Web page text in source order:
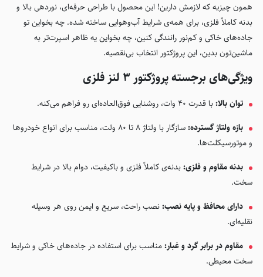
همون چیزیه که لازمش دارین! این محصول با طراحی حرفه‌ای، نوردهی بالا و
بدنه کاملاً فلزی، برای همه‌ی شرایط آب‌وهوایی ساخته شده. چه بخواین تو
جاده‌های خاکی و کم‌نور رانندگی کنین، چه بخواین یه ظاهر اسپرت‌تر به
ماشین‌تون بدین، این پروژکتور انتخاب بی‌نقصیه.
ویژگی‌های برجسته پروژکتور 3 لنز فلزی
توان بالا:با قدرت 40 وات، روشنایی فوق‌العاده‌ای رو فراهم می‌کنه.
بازه ولتاژ گسترده:
سازگار با ولتاژ 8 تا 80 ولت، مناسب برای انواع خودروها
و موتورسیکلت‌ها.
بدنه مقاوم و فلزی:بدنه‌ی کاملاً فلزی و باکیفیت، دوام بالا در شرایط
سخت.
دارای محافظ و پایه نصب:نصب راحت، سریع و ایمن روی هر وسیله
نقلیه‌ای.
مقاوم در برابر گرد و غبار:مناسب برای استفاده در جاده‌های خاکی و شرایط
سخت محیطی.